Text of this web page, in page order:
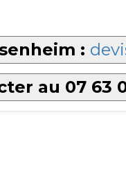
:
au 07 63